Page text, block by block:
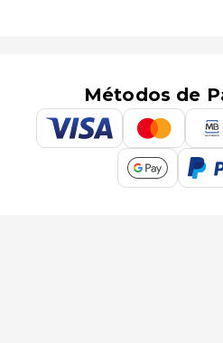
Métodos de